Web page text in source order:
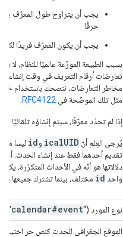
حرفًا
يجب أن يكون المعرّف فريدًا لكل
بسبب الطبيعة الموزّعة عالميًا للنظام، لا
تعارضات أرقام التعريف في وقت إنشاء
مثل تلك الموضّحة في RFC4122
إذا لم تحدّد معرّفًا، سيتم إنشاؤه تلقائيًا
يُرجى العِلم أنّ icalUID وid ليسا
تقديم أحدهما فقط عند إنشاء الحدث. أحد
دلالاتها هو أنّه في الأحداث المتكرّرة،
واحد id مختلف، بينما تشترك جميعها
نوع المورد ("calendar#event
")
الموقع الجغرافي للحدث كنص حر